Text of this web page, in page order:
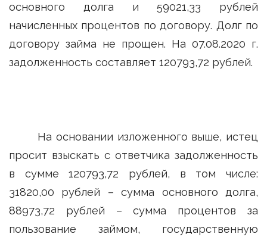
основного долга и 59021,33 рублей
начисленных процентов по договору. Долг по
договору займа не прощен. На 07.08.2020 г.
задолженность составляет 120793,72 рублей.
На основании изложенного выше, истец
просит взыскать с ответчика задолженность
в сумме 120793,72 рублей, в том числе:
31820,00 рублей – сумма основного долга,
88973,72 рублей – сумма процентов за
пользование займом, государственную